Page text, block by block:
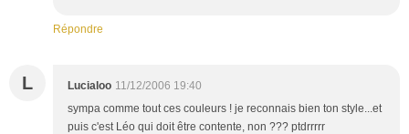
Répondre
L Lucialoo 11/12/2006 19:40
sympa comme tout ces couleurs ! je reconnais bien ton style...et
puis c'est Léo qui doit être contente, non ??? ptdrrrrr